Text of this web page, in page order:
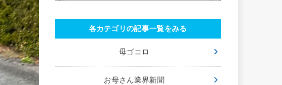
各カテゴリの記事一覧をみる
母ゴコロ
お母さん業界新聞